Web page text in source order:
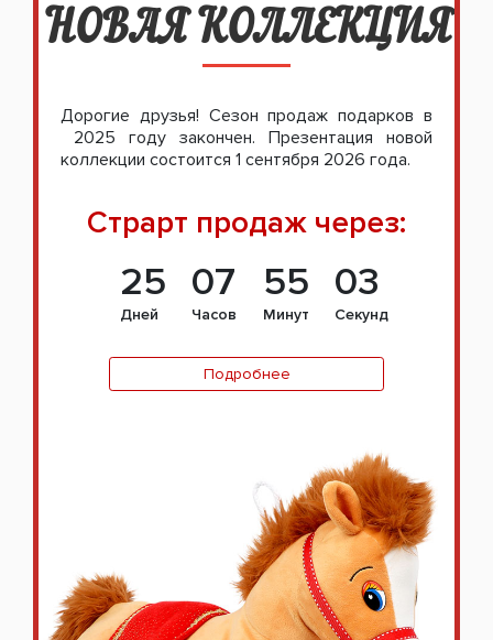
НОВАЯ КОЛЛЕКЦИЯ
Дорогие друзья! Сезон продаж подарков в
2025 году закончен. Презентация новой
коллекции состоится 1 сентября 2026 года.
Страрт продаж через:
25
Дней
07
Часов
55
Минут
02
Секунд
Подробнее